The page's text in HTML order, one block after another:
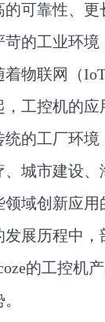
可靠性、更
苛的工业环境
着物联网（
工控机的应
统的工厂环境
城市建设、
域创新应用
发展历程中，
的工控机